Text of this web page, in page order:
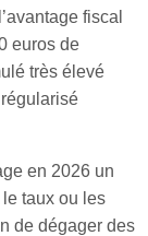
fiscal
euros de
très élevé
en 2026 un
taux ou les
de dégager des